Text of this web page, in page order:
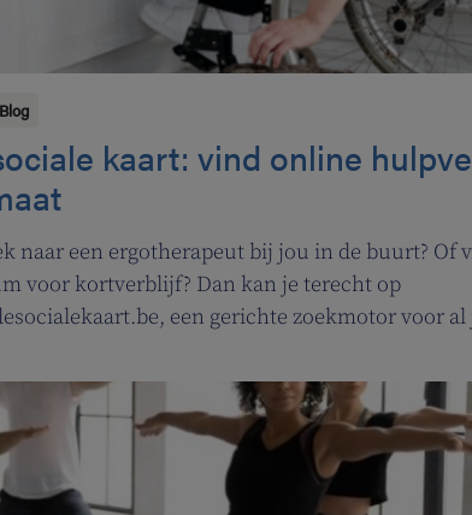
Blog
kaart: vind online
naar een ergotherapeut bij jou in de buurt? Of
voor kortverblijf? Dan kan je terecht op
een gerichte zoekmotor voor al
als zorgverleners.